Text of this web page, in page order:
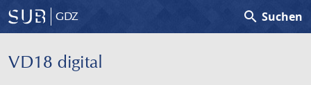
GDZ search Suchen
VD18 digital